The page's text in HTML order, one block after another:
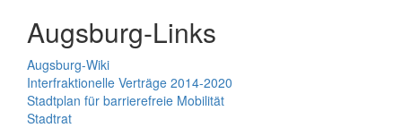
Augsburg-Links
Augsburg-Wiki
Interfraktionelle Verträge 2014-2020
Stadtplan für barrierefreie Mobilität
Stadtrat